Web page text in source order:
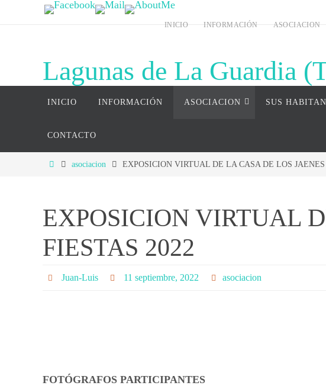
INICIO INFORMACIÓN ASOCIACION
Lagunas de La Guardia
Página web del complejo lagunar de La Guardia
INICIO INFORMACIÓN ASOCIACION SUS
CONTACTO
Inicioasociacion EXPOSICION VIRTUAL DE LA CASA DE LOS JAENES
EXPOSICION VIRTUAL
FIESTAS 2022
Juan-Luis 11 septiembre, 2022 asociacion
FOTÓGRAFOS PARTICIPANTES